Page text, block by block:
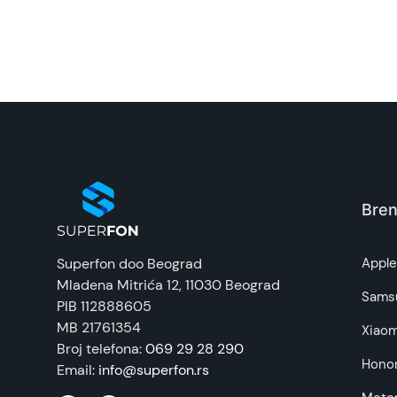
Uvoznik:
Zemlja porekla:
Prava potrošača:
Napomena:
Superfon doo Beograd
Mladena Mitrića 12, 11030 Beograd
PIB 112888605
MB 21761354
Broj telefona:069 29 28 290
Email: info@superfon.rs
Apple